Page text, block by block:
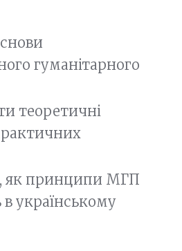
гуманітарного
теоретичні
як принципи МГП
українському